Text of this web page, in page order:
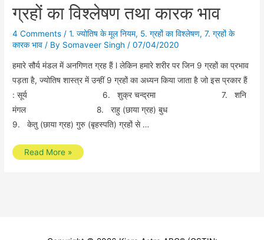
ग्रहों का विश्लेषण तथा कारक भाव
4 Comments /1. ज्योतिष के मूल नियम, 5. ग्रहों का विश्लेषण,7. ग्रहों के
कारक भाव / By Somaveer Singh /07/04/2020
हमारे सौर्य मंडल में अनगिणत ग्रह हैं l लेकिन हमारे शरीर पर जिन 9 ग्रहों का प्रभाव
पड़ता है, ज्योतिष शास्त्र में उन्हीं 9 ग्रहों का अध्यन किया जाता है जो इस प्रकार हैं
: सूर्य 6. शुक्र चन्द्रमा 7. शनि
मंगल 8. राहु (छाया ग्रह) बुध
9. केतु (छाया ग्रह) गुरु (बृहस्पति) ग्रहों से …
ग्रहों
Read More »